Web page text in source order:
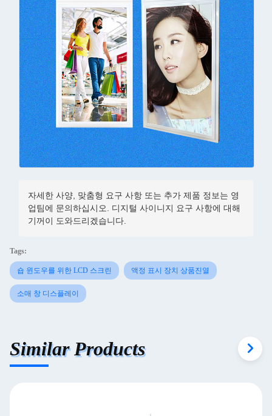
자세한 사양, 맞춤형 요구 사항 또는 추가 제품 정보는 영
업팀에 문의하십시오. 디지털 사이니지 요구 사항에 대해
기꺼이 도와드리겠습니다.
Tags:
숍 윈도우를 위한 LCD 스크린 액정 표시 장치 상품진열
소매 창 디스플레이
Similar Products